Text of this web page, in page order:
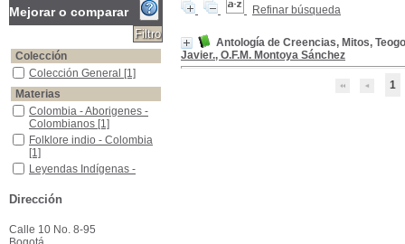
Refinar búsqueda
Antología de Creencias, Mitos,
Javier., O.F.M. Montoya Sánchez
1
Mejorar o comparar
Colección
Colección General
Colección General [1]
Materias
Colombia - Aborigenes - Colombianos
Colombia - Aborigenes -
Colombianos [1]
Folklore indio - Colombia
Folklore indio - Colombia
[1]
Leyendas Indígenas -Colombia
Leyendas Indígenas -
Mitología Indígena - Colombia
Mitología Indígena -
Dirección
Calle 10 No. 8-95